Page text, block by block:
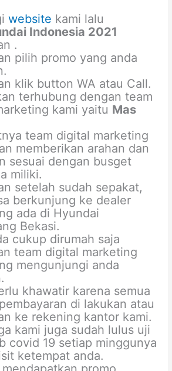
website kami lalu
Indonesia 2021
.
pilih promo yang anda
klik button WA atau Call.
terhubung dengan team
kami yaitu Mas
team digital marketing
memberikan arahan dan
sesuai dengan busget
miliki.
setelah sudah sepakat,
berkunjung ke dealer
ada di Hyundai
Bekasi.
cukup dirumah saja
team digital marketing
mengunjungi anda
khawatir karena semua
di lakukan atau
ke rekening kantor kami.
kami juga sudah lulus uji
covid 19 setiap minggunya
ketempat anda.